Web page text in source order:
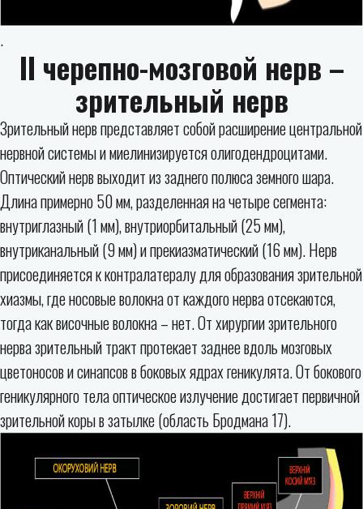
.
II черепно-мозговой нерв –
зрительный нерв
Зрительный нерв представляет собой расширение центральной
нервной системы и миелинизируется олигодендроцитами.
Оптический нерв выходит из заднего полюса земного шара.
Длина примерно 50 мм, разделенная на четыре сегмента:
внутриглазный (1 мм), внутриорбитальный (25 мм),
внутриканальный (9 мм) и прекиазматический (16 мм). Нерв
присоединяется к контралатералу для образования зрительной
хиазмы, где носовые волокна от каждого нерва отсекаются,
тогда как височные волокна – нет. От хирургии зрительного
нерва зрительный тракт протекает заднее вдоль мозговых
цветоносов и синапсов в боковых ядрах геникулята. От бокового
геникулярного тела оптическое излучение достигает первичной
зрительной коры в затылке (область Бродмана 17).